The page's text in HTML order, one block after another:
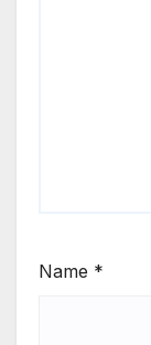
Name *